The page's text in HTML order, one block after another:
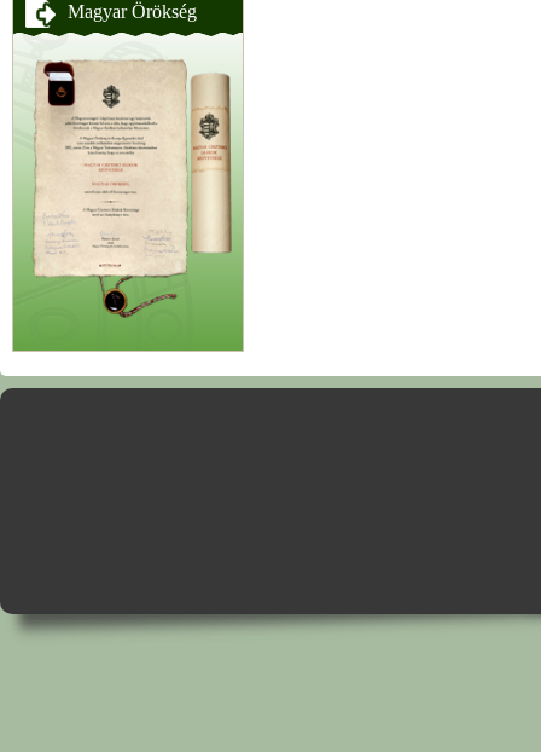
Magyar Örökség